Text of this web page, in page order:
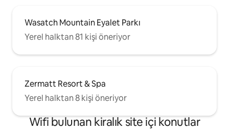
Wasatch Mountain Eyalet Parkı
Yerel halktan 81 kişi öneriyor
Zermatt Resort & Spa
Yerel halktan 8 kişi öneriyor
Wifi bulunan kiralık site içi konutlar